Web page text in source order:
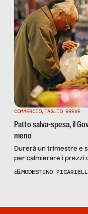
COMMERCIO,TAGLIO BREVE
Patto salva-spesa, il
meno
Durerà un trimestre e
per calmierare i prezzi
l’adesione è su base
diMODESTINO